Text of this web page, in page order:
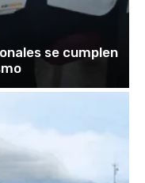
se cumplen